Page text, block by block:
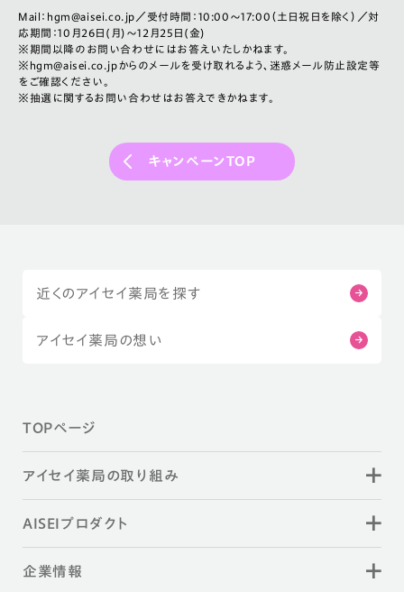
Mail：hgm@aisei.co.jp／受付時間：10:00～17:00（土日祝日を除く）／対
応期間：10月26日(月)～12月25日(金)
※期間以降のお問い合わせにはお答えいたしかねます。
※hgm@aisei.co.jpからのメールを受け取れるよう、迷惑メール防止設定等
をご確認ください。
※抽選に関するお問い合わせはお答えできかねます。
キャンペーンTOP
近くのアイセイ薬局を探す
アイセイ薬局の想い
TOPページ
アイセイ薬局の取り組み
AISEIプロダクト
企業情報